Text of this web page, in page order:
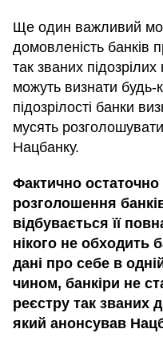
Ще один важливий
домовленість банків
так званих
можуть визнати будь-
підозрілості банки
мусять
Нацбанку.
Фактично остаточно
розголошення
відбувається її
нікого не обходить
дані про себе в
чином, банкіри не
реєстру так званих
який анонсував